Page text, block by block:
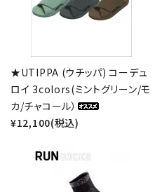
★UTIPPA (ウチッパ) コーデュ
ロイ 3colors(ミントグリーン/モ
カ/チャコール）
¥12,100(税込)